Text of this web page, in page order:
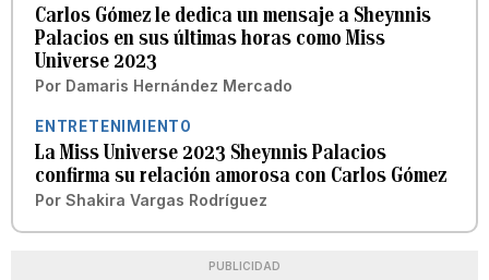
Carlos Gómez le dedica un mensaje a Sheynnis
Palacios en sus últimas horas como Miss
Universe 2023
Por Damaris Hernández Mercado
ENTRETENIMIENTO
La Miss Universe 2023 Sheynnis Palacios
confirma su relación amorosa con Carlos Gómez
Por Shakira Vargas Rodríguez
PUBLICIDAD